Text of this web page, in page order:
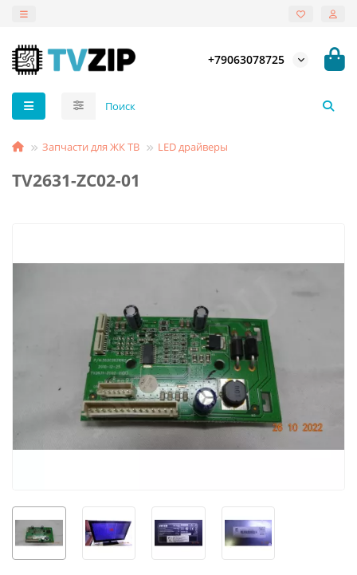
+79063078725
Запчасти для ЖК ТВ LED драйверы
TV2631-ZC02-01